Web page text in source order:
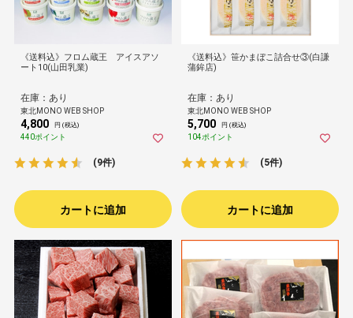
《送料込》フロム蔵王 アイスアソ
ート10(山田乳業)
在庫：あり
東北MONO WEB SHOP
4,800 円 (税込)
440ポイント
(9件)
カートに追加
《送料込》笹かまぼこ詰合せ③(白謙
蒲鉾店)
在庫：あり
東北MONO WEB SHOP
5,700 円 (税込)
104ポイント
(5件)
カートに追加